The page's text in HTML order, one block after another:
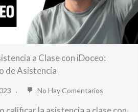
a Clase con iDoceo:
de Asistencia
No Hay Comentarios